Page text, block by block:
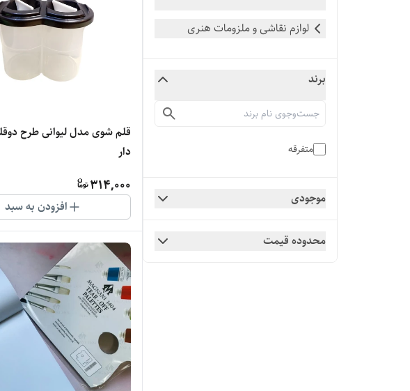
لوازم نقاشی و ملزومات هنری
برند
متفرقه
موجودی
محدوده قیمت
قلم شوی مدل لیوانی طرح
دار
314,000
افزودن به سبد